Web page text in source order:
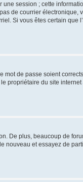
session ; cette
de courrier électronique,
Si vous êtes certain que
mot de passe soient
propriétaire du site
De plus, beaucoup de
nouveau et essayez de